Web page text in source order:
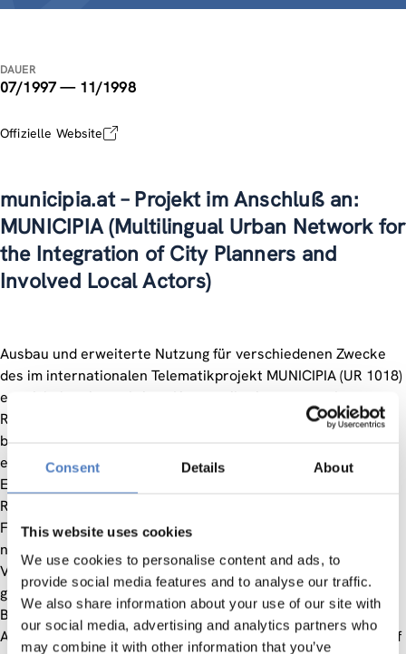
Consent Details About
This website uses cookies
We use cookies to personalise content and ads, to
provide social media features and to analyse our traffic.
We also share information about your use of our site with
our social media, advertising and analytics partners who
may combine it with other information that you’ve
DAUER
07/1997 — 11/1998
Offizielle Website
municipia.at – Projekt im Anschluß an:
MUNICIPIA (Multilingual Urban Network for
the Integration of City Planners and
Involved Local Actors)
Ausbau und erweiterte Nutzung für verschiedenen Zwecke
des im internationalen Telematikprojekt MUNICIPIA (UR 1018)
entwickelten interaktiven Kommunikationsnetzes. Im
Rahmen von MUNICIPIA wurde eine auf einer Datenbank
beruhende interaktive WWW-Informationsplattform
eingerichtethttp://www.municipia.at
, die den Dialog und
Erfahrungsaustausch über Probleme der Stadt- und
Regionalentwicklung fördert. Im Sinne einer Einbindung und
Förderung der Kooperation zwischen Akteuren auf lokaler,
nationaler und transnationaler Ebene wurden neben
Verwaltungsdienststellen private und öffentliche Akteure in
großer Vielfalt einbezogen (Firmen, Vereine,
Bürgerinitiativen, Interessenvertretungen etc.). Über dieses
Angebot wird planungsrelevante Kommunikation in bezug auf